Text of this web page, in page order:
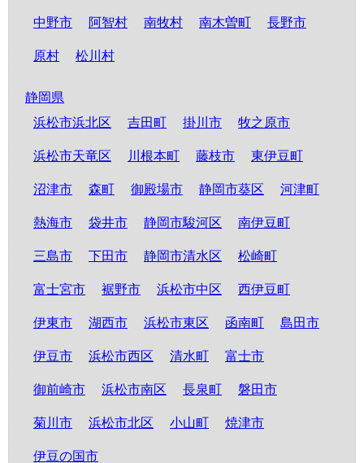
中野市 阿智村 南牧村 南木曽町 長野市
原村 松川村
静岡県
浜松市浜北区
吉田町 掛川市 牧之原市
浜松市天竜区 川根本町 藤枝市 東伊豆町
沼津市 森町 御殿場市 静岡市葵区 河津町
熱海市 袋井市 静岡市駿河区 南伊豆町
三島市 下田市 静岡市清水区 松崎町
富士宮市 裾野市 浜松市中区 西伊豆町
伊東市 湖西市 浜松市東区 函南町 島田市
伊豆市 浜松市西区 清水町 富士市
御前崎市 浜松市南区 長泉町 磐田市
菊川市 浜松市北区 小山町 焼津市
伊豆の国市